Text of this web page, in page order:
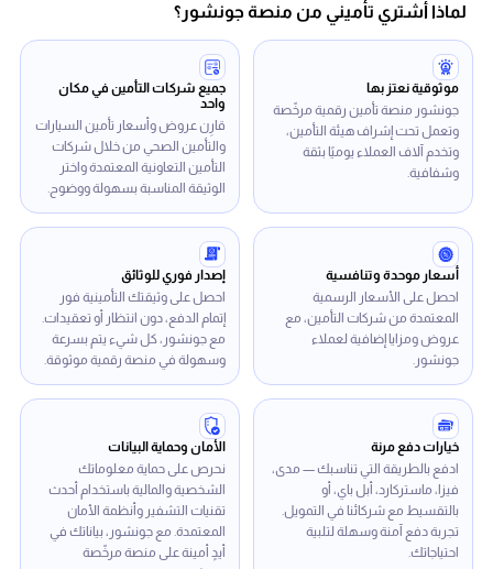
لماذا أشتري تأميني من منصة جونشور؟
موثوقية نعتز بها
جونشور منصة تأمين رقمية مرخّصة
وتعمل تحت إشراف هيئة التأمين،
وتخدم آلاف العملاء يوميًا بثقة
وشفافية.
جميع شركات التأمين في مكان
واحد
قارِن عروض وأسعار تأمين السيارات
والتأمين الصحي من خلال شركات
التأمين التعاونية المعتمدة واختر
الوثيقة المناسبة بسهولة ووضوح.
أسعار موحدة وتنافسية
احصل على الأسعار الرسمية
المعتمدة من شركات التأمين، مع
عروض ومزايا إضافية لعملاء
جونشور.
إصدار فوري للوثائق
احصل على وثيقتك التأمينية فور
إتمام الدفع، دون انتظار أو تعقيدات.
مع جونشور، كل شيء يتم بسرعة
وسهولة في منصة رقمية موثوقة.
خيارات دفع مرنة
ادفع بالطريقة التي تناسبك — مدى،
فيزا، ماستركارد، أبل باي، أو
بالتقسيط مع شركائنا في التمويل.
تجربة دفع آمنة وسهلة لتلبية
احتياجاتك.
الأمان وحماية البيانات
نحرص على حماية معلوماتك
الشخصية والمالية باستخدام أحدث
تقنيات التشفير وأنظمة الأمان
المعتمدة. مع جونشور، بياناتك في
أيدٍ أمينة على منصة مرخّصة